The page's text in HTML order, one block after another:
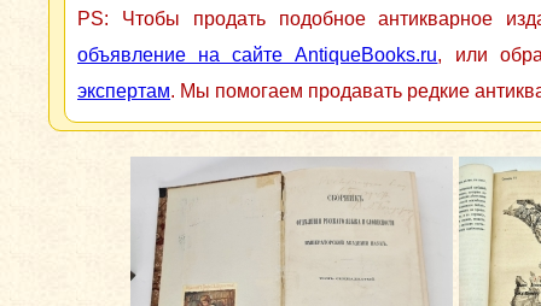
PS: Чтобы продать подобное антикварное
объявление на сайте AntiqueBooks.ru, или
экспертам. Мы помогаем продавать редкие